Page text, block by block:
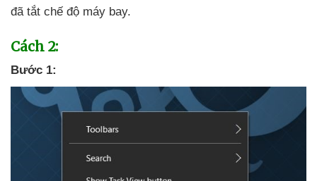
đã tắt chế độ máy bay.
Cách 2:
Bước 1: